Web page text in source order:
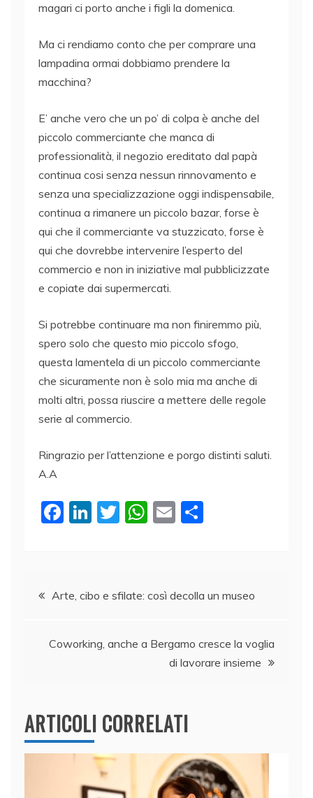
magari ci porto anche i figli la domenica.
Ma ci rendiamo conto che per comprare una
lampadina ormai dobbiamo prendere la
macchina?
E’ anche vero che un po’ di colpa è anche del
piccolo commerciante che manca di
professionalità, il negozio ereditato dal papà
continua cosi senza nessun rinnovamento e
senza una specializzazione oggi indispensabile,
continua a rimanere un piccolo bazar, forse è
qui che il commerciante va stuzzicato, forse è
qui che dovrebbe intervenire l’esperto del
commercio e non in iniziative mal pubblicizzate
e copiate dai supermercati.
Si potrebbe continuare ma non finiremmo più,
spero solo che questo mio piccolo sfogo,
questa lamentela di un piccolo commerciante
che sicuramente non è solo mia ma anche di
molti altri, possa riuscire a mettere delle regole
serie al commercio.
Ringrazio per l’attenzione e porgo distinti saluti.
A.A
F
b
o
Li
dI
T
W
A
p
E
vi
Navigazione
Arte, cibo e sfilate: così decolla un museo
Coworking, anche a Bergamo cresce la voglia
di lavorare insieme
ARTICOLI CORRELATI